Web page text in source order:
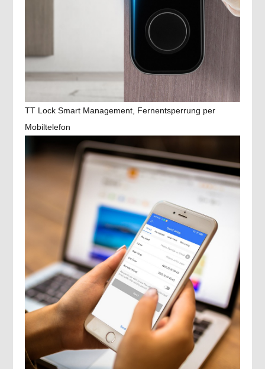
TT Lock Smart Management, Fernentsperrung per
Mobiltelefon